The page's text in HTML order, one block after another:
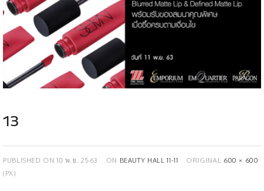
13
PUBLISHED ON10 พ.ย. 2563 ON BEAUTY HALL 11-11 ORIGINAL 600 × 600
(PX)